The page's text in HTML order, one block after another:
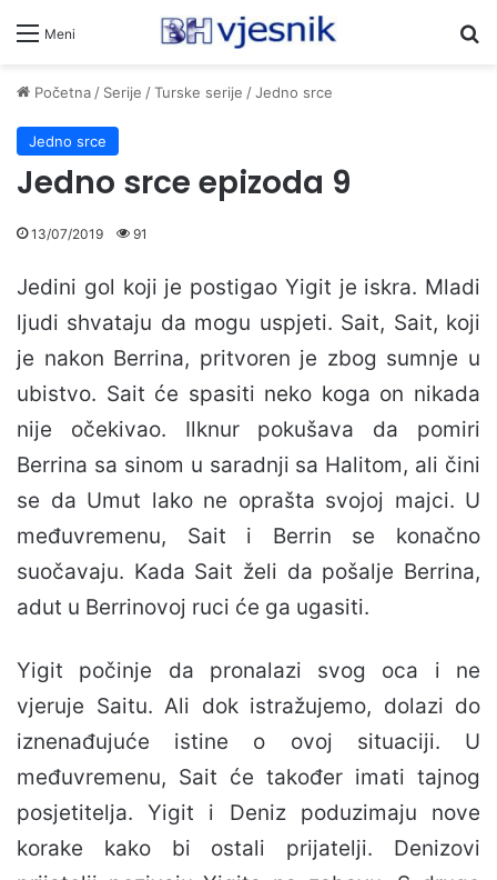
Meni
Početna/ Serije /Turske serije /Jedno srce
Jedno srce
Jedno srce epizoda 9
13/07/2019 91
Jedini gol koji je postigao Yigit je iskra. Mladi
ljudi shvataju da mogu uspjeti. Sait, Sait, koji
je nakon Berrina, pritvoren je zbog sumnje u
ubistvo. Sait će spasiti neko koga on nikada
nije očekivao. Ilknur pokušava da pomiri
Berrina sa sinom u saradnji sa Halitom, ali čini
se da Umut lako ne oprašta svojoj majci. U
međuvremenu, Sait i Berrin se konačno
suočavaju. Kada Sait želi da pošalje Berrina,
adut u Berrinovoj ruci će ga ugasiti.
Yigit počinje da pronalazi svog oca i ne
vjeruje Saitu. Ali dok istražujemo, dolazi do
iznenađujuće istine o ovoj situaciji. U
međuvremenu, Sait će također imati tajnog
posjetitelja. Yigit i Deniz poduzimaju nove
korake kako bi ostali prijatelji. Denizovi